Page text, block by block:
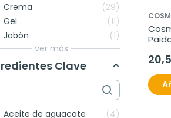
Crema
29
Gel
11
Jabón
1
ver más
Clave
Aceite de aguacate
4